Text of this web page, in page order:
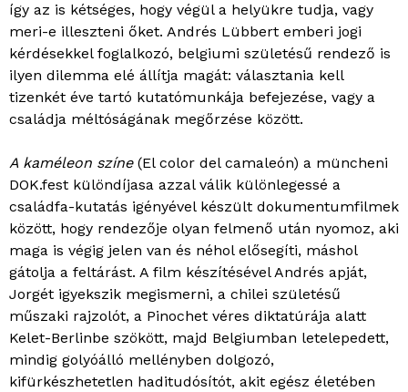
így az is kétséges, hogy végül a helyükre tudja, vagy
meri-e illeszteni őket. Andrés Lübbert emberi jogi
kérdésekkel foglalkozó, belgiumi születésű rendező is
ilyen dilemma elé állítja magát: választania kell
tizenkét éve tartó kutatómunkája befejezése, vagy a
családja méltóságának megőrzése között.
A kaméleon színe (El color del camaleón) a müncheni
DOK.fest különdíjasa azzal válik különlegessé a
családfa-kutatás igényével készült dokumentumfilmek
között, hogy rendezője olyan felmenő után nyomoz, aki
maga is végig jelen van és néhol elősegíti, máshol
gátolja a feltárást. A film készítésével Andrés apját,
Jorgét igyekszik megismerni, a chilei születésű
műszaki rajzolót, a Pinochet véres diktatúrája alatt
Kelet-Berlinbe szökött, majd Belgiumban letelepedett,
mindig golyóálló mellényben dolgozó,
kifürkészhetetlen haditudósítót, akit egész életében